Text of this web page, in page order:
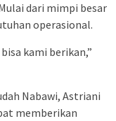
dari mimpi besar
operasional.
kami berikan,”
Nabawi, Astriani
memberikan